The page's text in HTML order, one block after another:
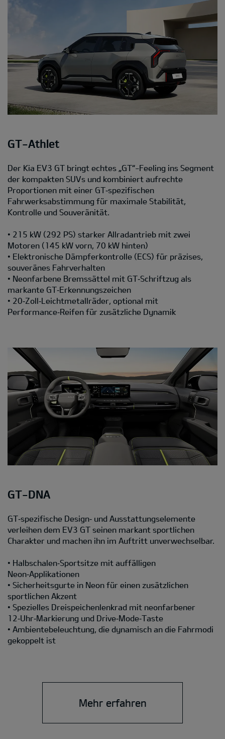
GT-Athlet
Der Kia EV3 GT bringt echtes „GT“-Feeling ins Segment
der kompakten SUVs und kombiniert aufrechte
Proportionen mit einer GT‑spezifischen
Fahrwerksabstimmung für maximale Stabilität,
Kontrolle und Souveränität.
• 215 kW (292 PS) starker Allradantrieb mit zwei
Motoren (145 kW vorn, 70 kW hinten)
• Elektronische Dämpferkontrolle (ECS) für präzises,
souveränes Fahrverhalten
• Neonfarbene Bremssättel mit GT‑Schriftzug als
markante GT‑Erkennungszeichen
• 20‑Zoll‑Leichtmetallräder, optional mit
Performance‑Reifen für zusätzliche Dynamik
GT-DNA
GT‑spezifische Design‑ und Ausstattungselemente
verleihen dem EV3 GT seinen markant sportlichen
Charakter und machen ihn im Auftritt unverwechselbar.
• Halbschalen‑Sportsitze mit auffälligen
Neon‑Applikationen
• Sicherheitsgurte in Neon für einen zusätzlichen
sportlichen Akzent
• Spezielles Dreispeichenlenkrad mit neonfarbener
12‑Uhr‑Markierung und Drive‑Mode‑Taste
• Ambientebeleuchtung, die dynamisch an die Fahrmodi
gekoppelt ist
Mehr erfahren